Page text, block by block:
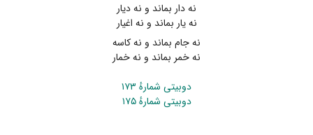
نه دار بماند و نه دیار
نه یار بماند و نه اغیار
نه جام بماند و نه کاسه
نه خمر بماند و نه خمار
دوبیتی شمارهٔ ۱۷۳
دوبیتی شمارهٔ ۱۷۵